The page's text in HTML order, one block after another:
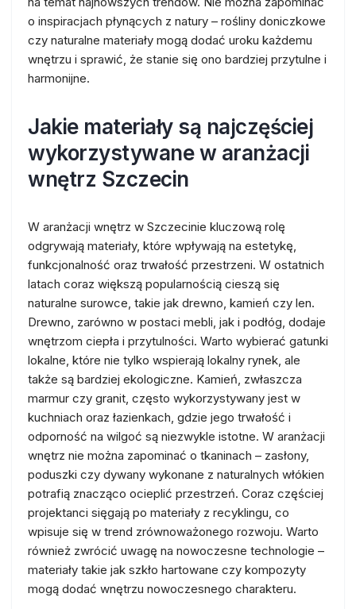
o inspiracjach płynących z natury – rośliny doniczkowe
czy naturalne materiały mogą dodać uroku każdemu
wnętrzu i sprawić, że stanie się ono bardziej przytulne i
harmonijne.
Jakie materiały są najczęściej
wykorzystywane w aranżacji
wnętrz Szczecin
W aranżacji wnętrz w Szczecinie kluczową rolę
odgrywają materiały, które wpływają na estetykę,
funkcjonalność oraz trwałość przestrzeni. W ostatnich
latach coraz większą popularnością cieszą się
naturalne surowce, takie jak drewno, kamień czy len.
Drewno, zarówno w postaci mebli, jak i podłóg, dodaje
wnętrzom ciepła i przytulności. Warto wybierać gatunki
lokalne, które nie tylko wspierają lokalny rynek, ale
także są bardziej ekologiczne. Kamień, zwłaszcza
marmur czy granit, często wykorzystywany jest w
kuchniach oraz łazienkach, gdzie jego trwałość i
odporność na wilgoć są niezwykle istotne. W aranżacji
wnętrz nie można zapominać o tkaninach – zasłony,
poduszki czy dywany wykonane z naturalnych włókien
potrafią znacząco ocieplić przestrzeń. Coraz częściej
projektanci sięgają po materiały z recyklingu, co
wpisuje się w trend zrównoważonego rozwoju. Warto
również zwrócić uwagę na nowoczesne technologie –
materiały takie jak szkło hartowane czy kompozyty
mogą dodać wnętrzu nowoczesnego charakteru.